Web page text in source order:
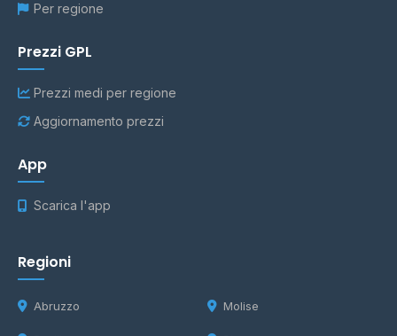
Per regione
Prezzi GPL
Prezzi medi per regione
Aggiornamento prezzi
App
Scarica l'app
Regioni
Abruzzo Molise